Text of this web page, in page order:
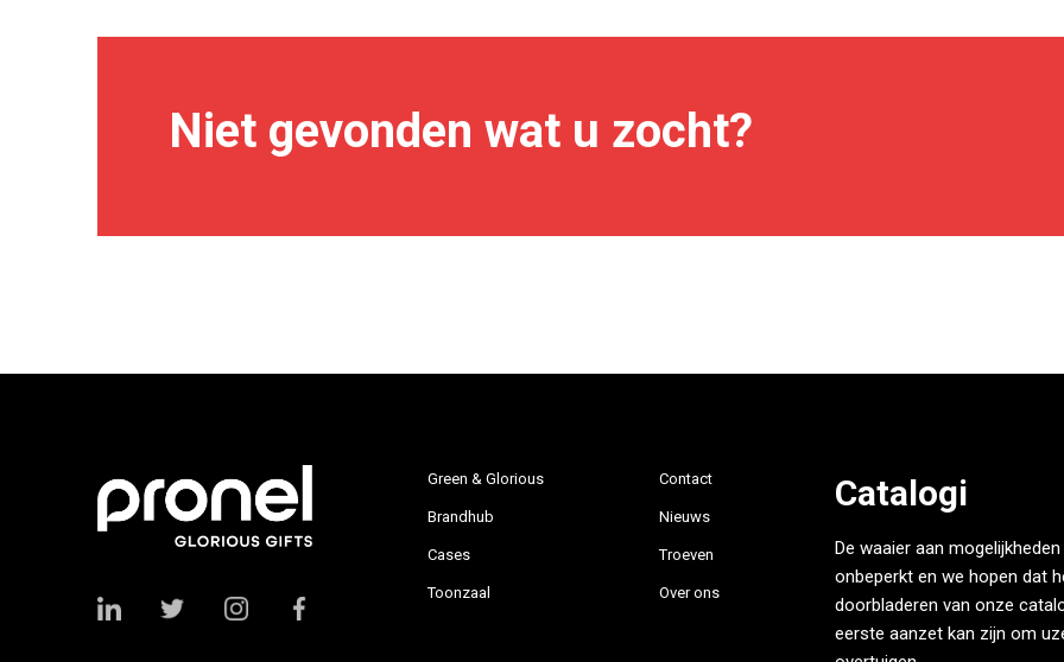
Niet gevonden wat u zocht?
Green & Glorious
Brandhub
Cases
Toonzaal
Contact
Nieuws
Troeven
Over ons
Catalogi
De waaier aan
onbeperkt en we hopen dat
doorbladeren van onze
eerste aanzet kan zijn om